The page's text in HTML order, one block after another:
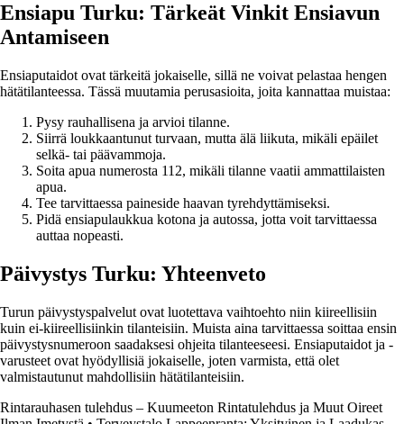
Ensiapu Turku: Tärkeät Vinkit Ensiavun
Antamiseen
Ensiaputaidot ovat tärkeitä jokaiselle, sillä ne voivat pelastaa hengen
hätätilanteessa. Tässä muutamia perusasioita, joita kannattaa muistaa:
Pysy rauhallisena ja arvioi tilanne.
Siirrä loukkaantunut turvaan, mutta älä liikuta, mikäli epäilet
selkä- tai päävammoja.
Soita apua numerosta 112, mikäli tilanne vaatii ammattilaisten
apua.
Tee tarvittaessa paineside haavan tyrehdyttämiseksi.
Pidä ensiapulaukkua kotona ja autossa, jotta voit tarvittaessa
auttaa nopeasti.
Päivystys Turku: Yhteenveto
Turun päivystyspalvelut ovat luotettava vaihtoehto niin kiireellisiin
kuin ei-kiireellisiinkin tilanteisiin. Muista aina tarvittaessa soittaa ensin
päivystysnumeroon saadaksesi ohjeita tilanteeseesi. Ensiaputaidot ja -
varusteet ovat hyödyllisiä jokaiselle, joten varmista, että olet
valmistautunut mahdollisiin hätätilanteisiin.
Rintarauhasen tulehdus – Kuumeeton Rintatulehdus ja Muut Oireet